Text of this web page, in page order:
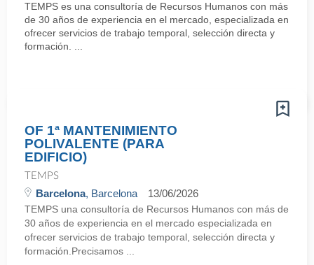
TEMPS es una consultoría de Recursos Humanos con más
de 30 años de experiencia en el mercado, especializada en
ofrecer servicios de trabajo temporal, selección directa y
formación. ...
OF 1ª MANTENIMIENTO
POLIVALENTE (PARA
EDIFICIO)
TEMPS
Barcelona, Barcelona 13/06/2026
TEMPS una consultoría de Recursos Humanos con más de
30 años de experiencia en el mercado especializada en
ofrecer servicios de trabajo temporal, selección directa y
formación.Precisamos ...